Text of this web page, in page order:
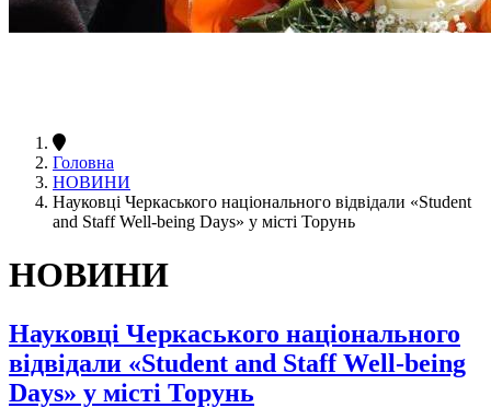
Головна
НОВИНИ
Науковці Черкаського національного відвідали «Student
and Staff Well-being Days» у місті Торунь
НОВИНИ
Науковці Черкаського національного
відвідали «Student and Staff Well-being
Days» у місті Торунь